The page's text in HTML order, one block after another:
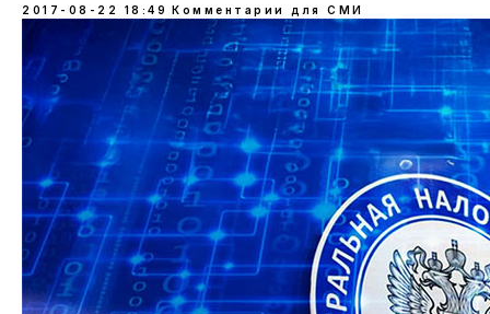
2017-08-22 18:49 Комментарии для СМИ